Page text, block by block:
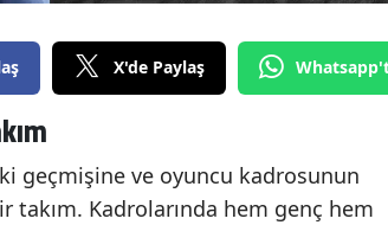
X'de Paylaş
geçmişine ve oyuncu kadrosunun
Kadrolarında hem genç hem